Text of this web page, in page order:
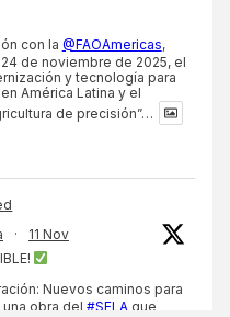
con la @FAOAmericas,
de noviembre de 2025, el
y tecnología para
América Latina y el
de precisión”…
·
11 Nov
Nuevos caminos para
obra del #SELA que